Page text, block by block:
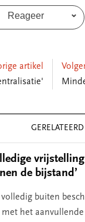
Reageer
artikel
GERELATEERD
de bijstand’
volledig buiten
met het